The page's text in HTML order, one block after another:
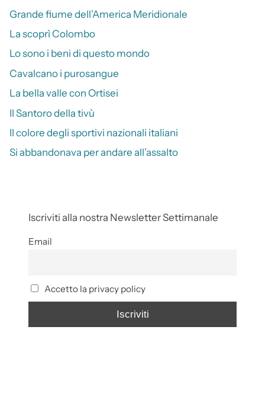
Grande fiume dell’America Meridionale
La scoprì Colombo
Lo sono i beni di questo mondo
Cavalcano i purosangue
La bella valle con Ortisei
Il Santoro della tivù
Il colore degli sportivi nazionali italiani
Si abbandonava per andare all’assalto
Iscriviti alla nostra Newsletter Settimanale
Email
Accetto la privacy policy